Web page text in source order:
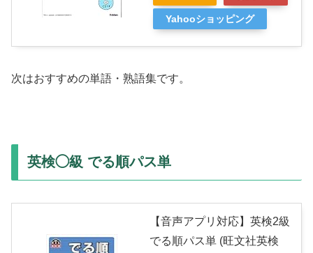
Yahooショッピング
次はおすすめの単語・熟語集です。
英検◯級 でる順パス単
【音声アプリ対応】英検2級
でる順パス単 (旺文社英検